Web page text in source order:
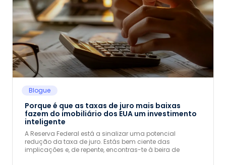
Blogue
Porque é que as taxas de juro mais baixas
fazem do imobiliário dos EUA um investimento
inteligente
A Reserva Federal está a sinalizar uma potencial
redução da taxa de juro. Estás bem ciente das
implicações e, de repente, encontras-te à beira de